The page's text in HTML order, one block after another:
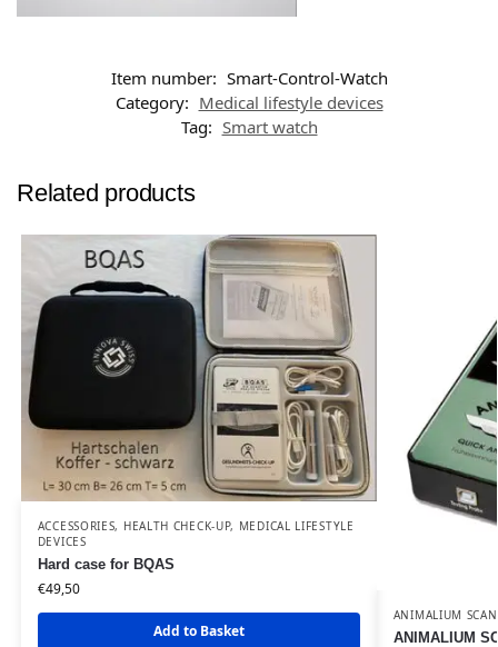
Item number: Smart-Control-Watch
Category: Medical lifestyle devices
Tag: Smart watch
Related products
ACCESSORIES, HEALTH CHECK-UP, MEDICAL LIFESTYLE
DEVICES
Hard case for BQAS
€49,50
Add to Basket
ANIMALIUM SCAN
ANIMALIUM